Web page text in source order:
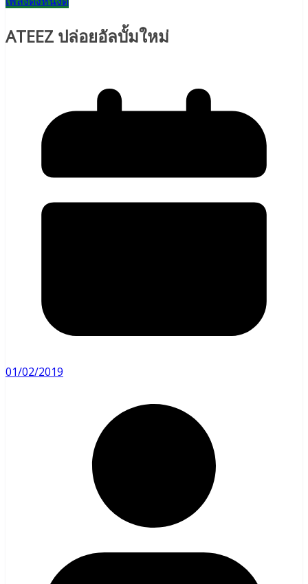
ATEEZ ปล่อยอัลบั้มใหม่
01/02/2019